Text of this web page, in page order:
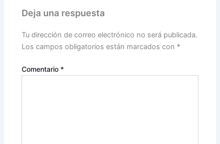
Deja una respuesta
Tu dirección de correo electrónico no será publicada.
Los campos obligatorios están marcados con *
Comentario *